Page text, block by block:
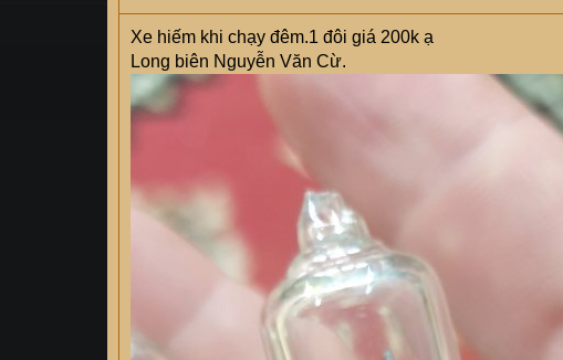
e
r
Xe hiếm khi chạy đêm.1 đôi giá 200k ạ
Long biên Nguyễn Văn Cừ.